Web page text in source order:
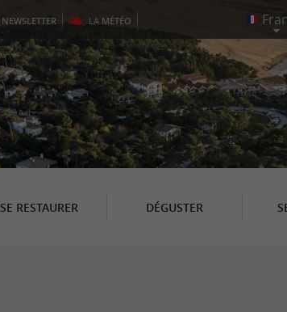
NEWSLETTER LA MÉTÉO
SE RESTAURER DÉGUSTER